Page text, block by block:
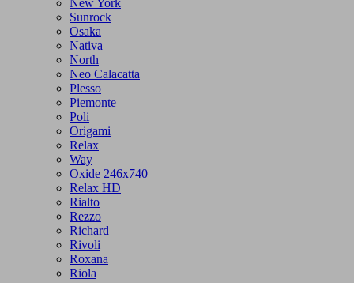
Sunrock
Osaka
Nativa
North
Neo Calacatta
Plesso
Piemonte
Poli
Origami
Relax
Way
Oxide 246x740
Relax HD
Rialto
Rezzo
Richard
Rivoli
Roxana
Riola